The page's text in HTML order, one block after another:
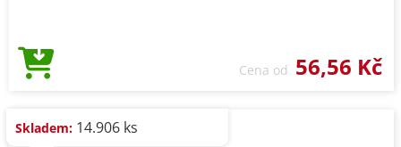
Cena od 56,56 Kč
Skladem: 14.906 ks